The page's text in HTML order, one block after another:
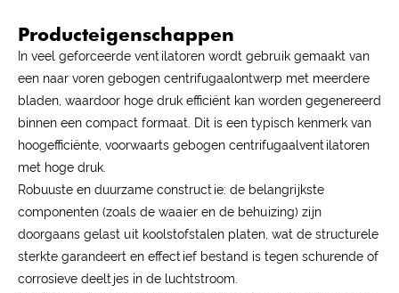
Producteigenschappen
In veel geforceerde ventilatoren wordt gebruik gemaakt van
een naar voren gebogen centrifugaalontwerp met meerdere
bladen, waardoor hoge druk efficiënt kan worden gegenereerd
binnen een compact formaat. Dit is een typisch kenmerk van
hoogefficiënte, voorwaarts gebogen centrifugaalventilatoren
met hoge druk.
Robuuste en duurzame constructie: de belangrijkste
componenten (zoals de waaier en de behuizing) zijn
doorgaans gelast uit koolstofstalen platen, wat de structurele
sterkte garandeert en effectief bestand is tegen schurende of
corrosieve deeltjes in de luchtstroom.